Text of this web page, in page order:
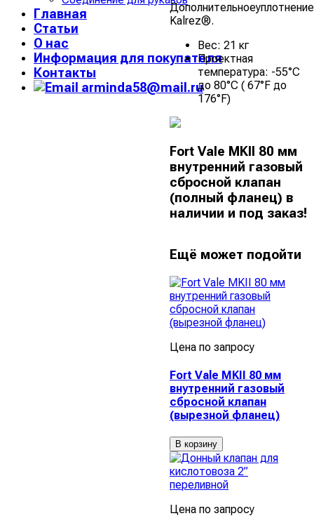
Главная
Статьи
О нас
Информация для покупателя
Контакты
arminda58@mail.ru
Дополнительноеуплотнение
Kalrez®.
Вес: 21 кг
Проектная
температура: -55°C
до 80°C ( 67°F до
176°F)
Fort Vale MKII 80 мм
внутренний газовый
сбросной клапан
(полный фланец) в
наличии и под заказ!
Ещё может подойти
Цена по запросу
Fort Vale MKII 80 мм
внутренний газовый
сбросной клапан
(вырезной фланец)
В корзину
Цена по запросу